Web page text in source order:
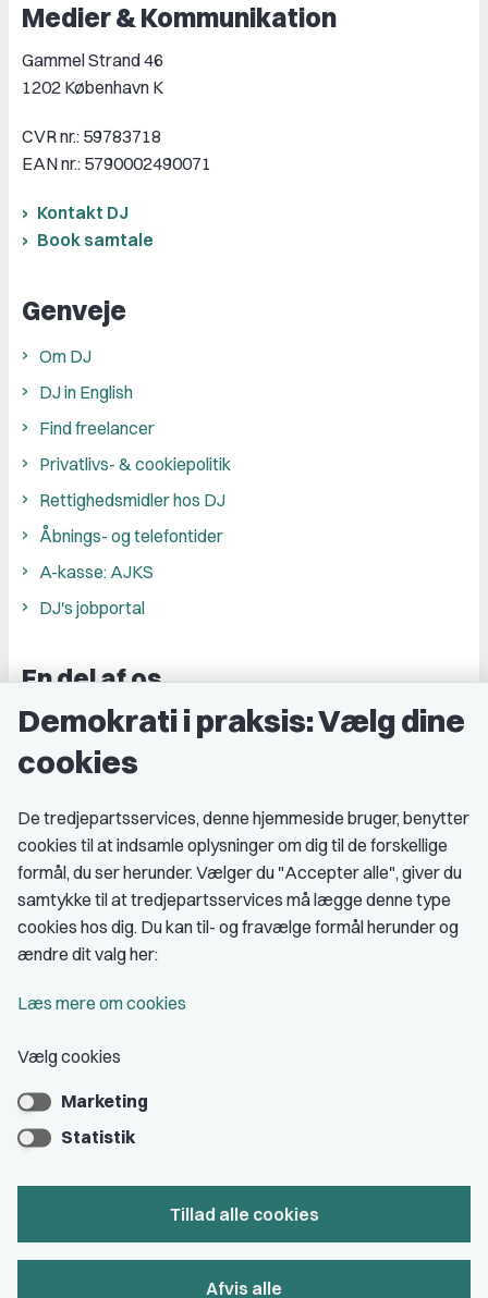
Medier & Kommunikation
Gammel Strand 46
1202 København K
CVR nr.: 59783718
EAN nr.: 5790002490071
Kontakt DJ
Book samtale
Genveje
Om DJ
DJ in English
Find freelancer
Privatlivs- & cookiepolitik
Rettighedsmidler hos DJ
Åbnings- og telefontider
A-kasse: AJKS
DJ's jobportal
En del af os
Grupper og kredse
Studenterorganisationer
Medlemskab
Fordele som medlem
Kontingent
Bliv medlem
Privatlivs- & cookiepolitik
Demokrati i praksis: Vælg dine
cookies
De tredjepartsservices, denne hjemmeside bruger, benytter
cookies til at indsamle oplysninger om dig til de forskellige
formål, du ser herunder. Vælger du "Accepter alle", giver du
samtykke til at tredjepartsservices må lægge denne type
cookies hos dig. Du kan til- og fravælge formål herunder og
ændre dit valg her:
Læs mere om cookies
Vælg cookies
Marketing
Statistik
Tillad alle cookies
Afvis alle